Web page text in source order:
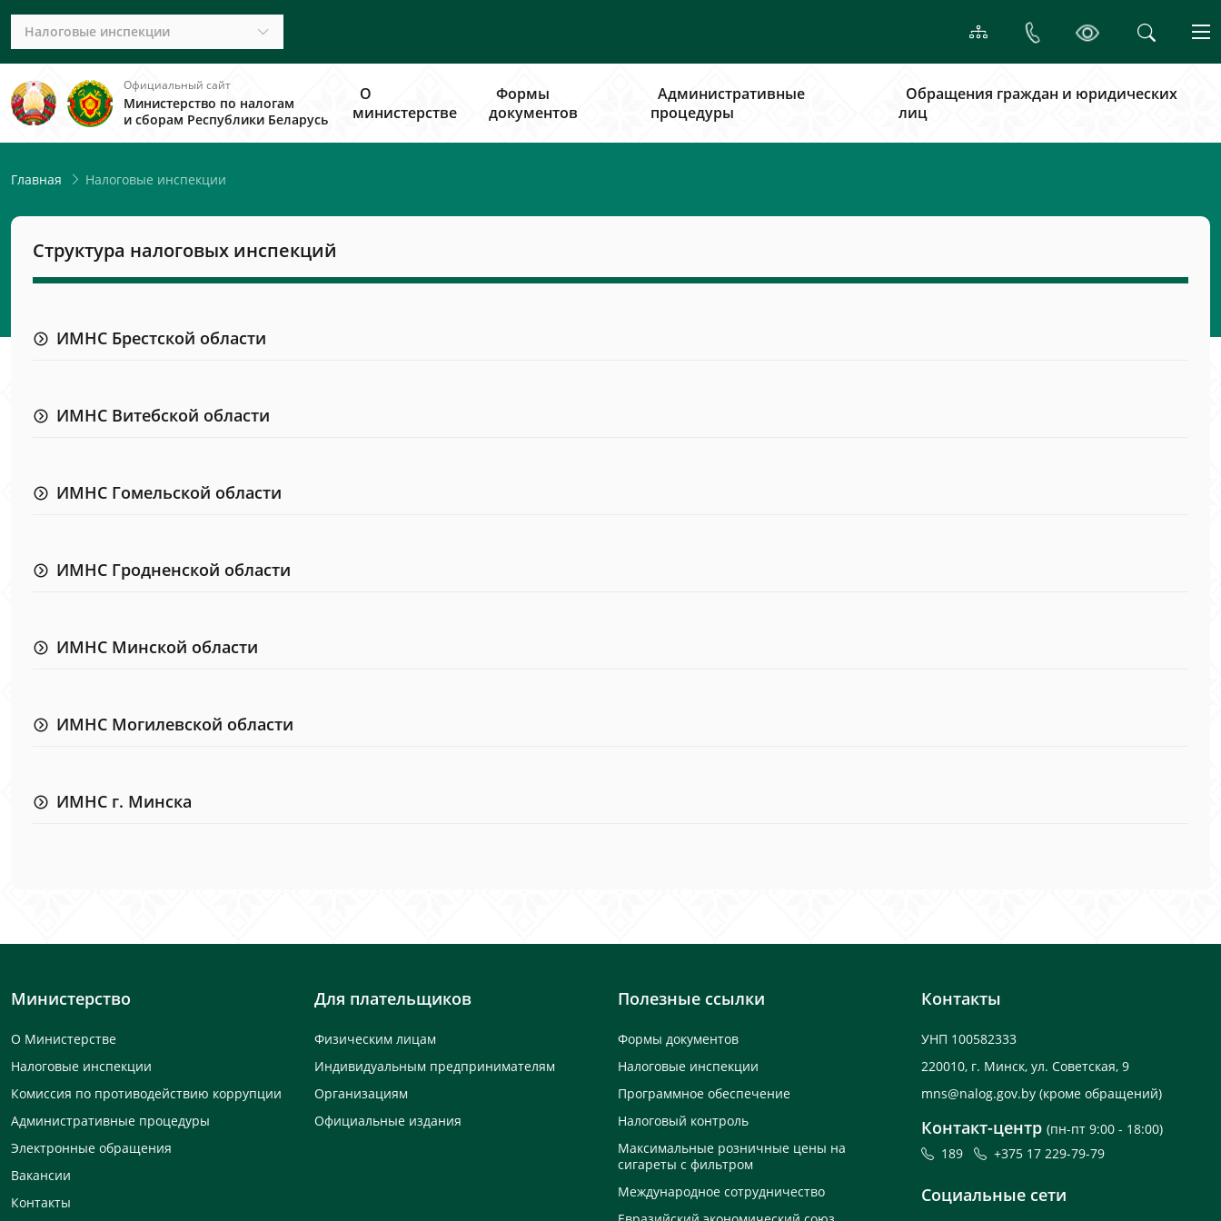
Налоговые инспекции
Официальный сайт
Министерство по налогам
и сборам Республики Беларусь
О
министерстве
Формы
документов
Административные
процедуры
Обращения граждан и юридических
лиц
Главная Налоговые инспекции
Структура налоговых инспекций
ИМНС Брестской области
ИМНС Витебской области
ИМНС Гомельской области
ИМНС Гродненской области
ИМНС Минской области
ИМНС Могилевской области
ИМНС г. Минска
Министерство
О Министерстве
Налоговые инспекции
Комиссия по противодействию коррупции
Административные процедуры
Электронные обращения
Вакансии
Контакты
Для плательщиков
Физическим лицам
Индивидуальным предпринимателям
Организациям
Официальные издания
Полезные ссылки
Формы документов
Налоговые инспекции
Программное обеспечение
Налоговый контроль
Максимальные розничные цены на
сигареты с фильтром
Международное сотрудничество
Контакты
УНП 100582333
220010, г. Минск, ул. Советская, 9
mns@nalog.gov.by (кроме обращений)
Контакт-центр (пн-пт 9:00 - 18:00)
189
+375 17 229-79-79
Социальные сети